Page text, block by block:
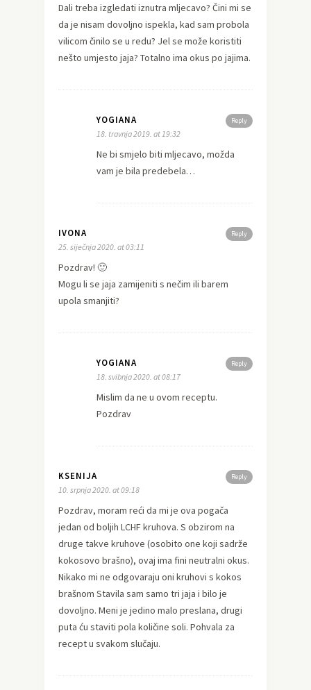
Dali treba izgledati iznutra mljecavo? Čini mi se
da je nisam dovoljno ispekla, kad sam probola
vilicom činilo se u redu? Jel se može koristiti
nešto umjesto jaja? Totalno ima okus po jajima.
Reply
YOGIANA
18. travnja 2019. at 19:32
Ne bi smjelo biti mljecavo, možda
vam je bila predebela…
Reply
IVONA
25. siječnja 2020. at 03:11
Pozdrav! 🙂
Mogu li se jaja zamijeniti s nečim ili barem
upola smanjiti?
Reply
YOGIANA
18. svibnja 2020. at 08:17
Mislim da ne u ovom receptu.
Pozdrav
Reply
KSENIJA
10. srpnja 2020. at 09:18
Pozdrav, moram reći da mi je ova pogača
jedan od boljih LCHF kruhova. S obzirom na
druge takve kruhove (osobito one koji sadrže
kokosovo brašno), ovaj ima fini neutralni okus.
Nikako mi ne odgovaraju oni kruhovi s kokos
brašnom Stavila sam samo tri jaja i bilo je
dovoljno. Meni je jedino malo preslana, drugi
puta ću staviti pola količine soli. Pohvala za
recept u svakom slučaju.